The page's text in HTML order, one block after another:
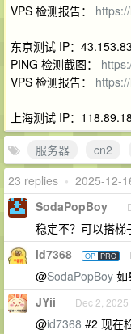
VPS 检测报告：
东京测试 IP：
PING 检测截图：
VPS 检测报告：
上海测试 IP：
服务器
cn2
23 replies • 2025-12-
SodaPopBoy
稳定不？可以搭梯
id7368 OP PRO
@SodaPopBoy 如
JYii Dec 2, 2025
@id7368 #2 现在